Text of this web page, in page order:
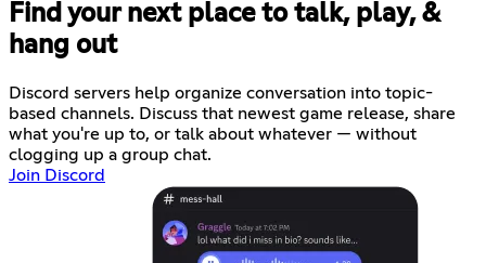
Find your next place to talk, play, &
hang out
Discord servers help organize conversation into topic-
based channels. Discuss that newest game release, share
what you're up to, or talk about whatever — without
clogging up a group chat.
Join Discord